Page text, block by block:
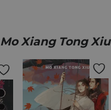
Mo Xiang Tong Xiu